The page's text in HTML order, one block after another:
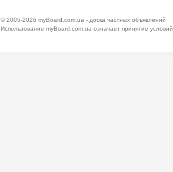
© 2005-2026 myBoard.com.ua - доска частных объявлений
Использование myBoard.com.ua означает принятие условий